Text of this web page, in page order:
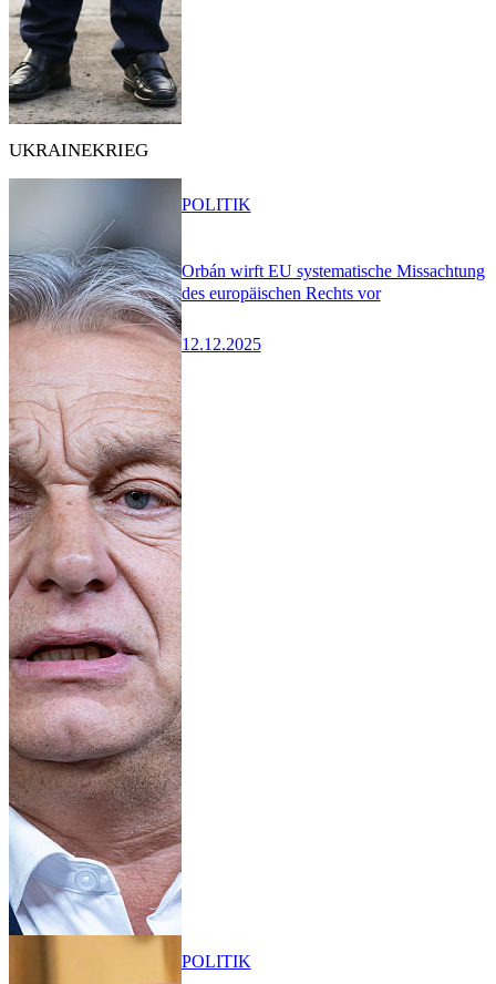
UKRAINEKRIEG
Orbán wirft EU systematische Missachtung
des europäischen Rechts vor
12.12.2025
POLITIK
POLITIK